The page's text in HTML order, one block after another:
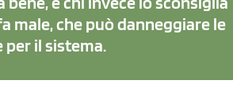
male, che può danneggiare le
il sistema.